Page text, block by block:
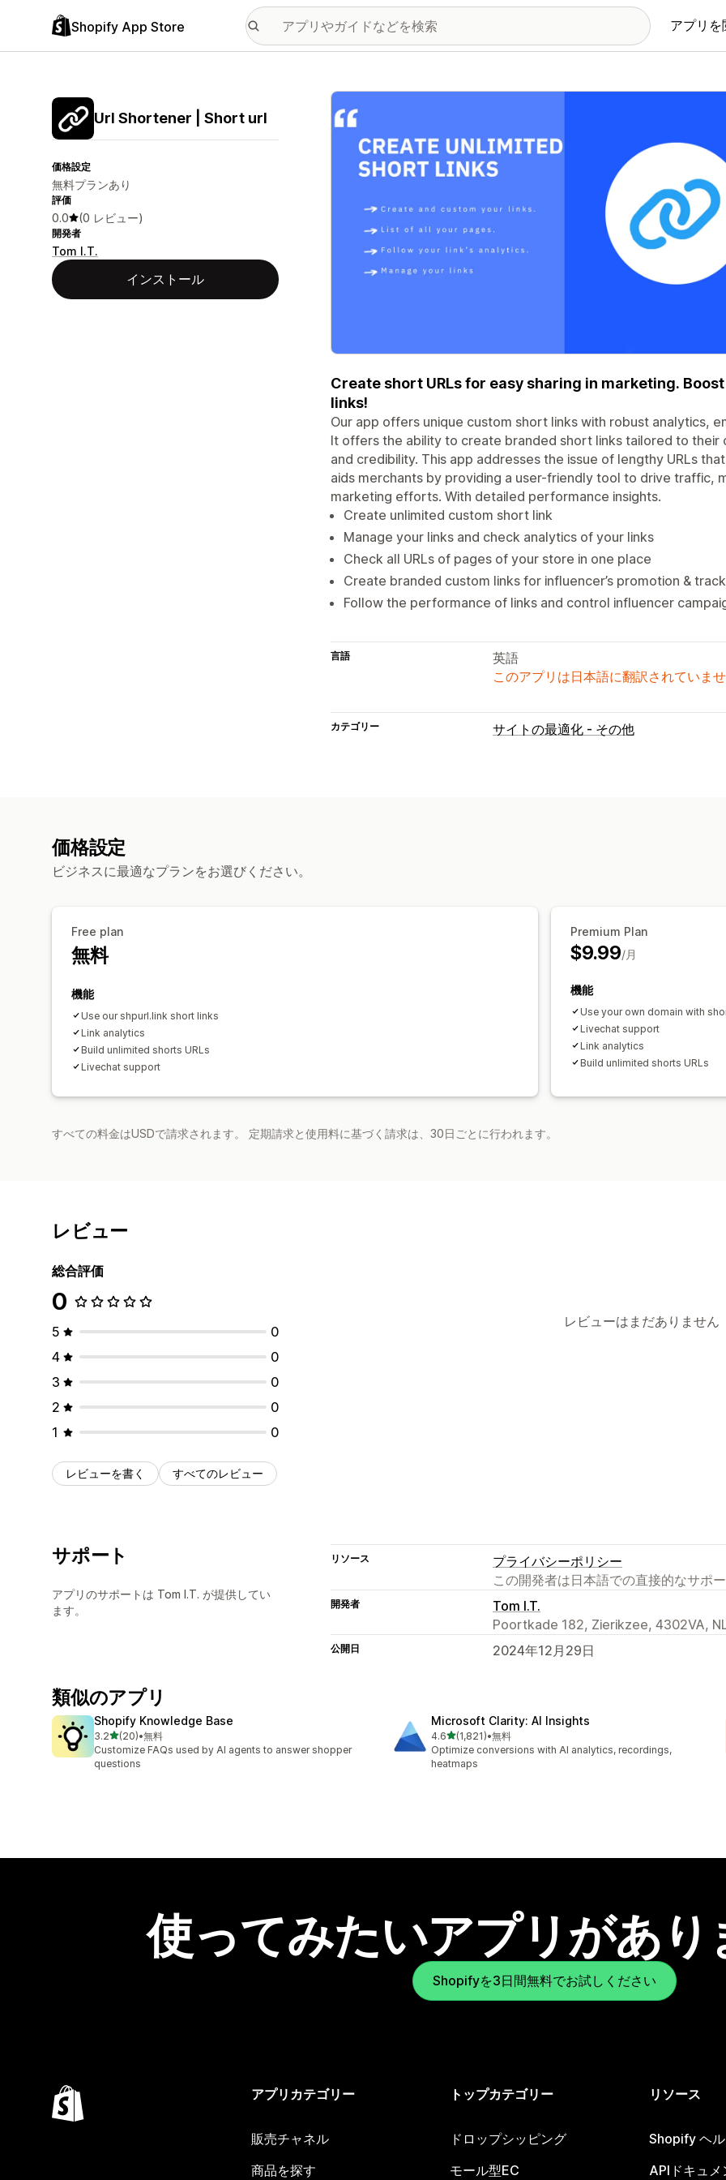
Shopify App Store アプリを
Url Shortener | Short url
価格設定
無料プランあり
評価
0.0 (0 レビュー)
開発者
Tom I.T.
インストール
特集の画像ギャラリー
Create short URLs for easy sharing in marketing.
links!
Our app offers unique custom short links with robust analytics,
It offers the ability to create branded short links tailored to their
and credibility. This app addresses the issue of lengthy URLs
aids merchants by providing a user-friendly tool to drive traffic,
marketing efforts. With detailed performance insights.
Create unlimited custom short link
Manage your links and check analytics of your links
Check all URLs of pages of your store in one place
Create branded custom links for influencer’s promotion &
Follow the performance of links and control influencer
言語
英語
このアプリは日本語に翻訳されていま
カテゴリー サイトの最適化 - その他
価格設定
ビジネスに最適なプランをお選びください。
Free plan
無料
機能
Use our shpurl.link short links
Link analytics
Build unlimited shorts URLs
Livechat support
Premium Plan
$9.99/月
機能
Use your own domain with
Livechat support
Link analytics
Build unlimited shorts URLs
すべての料金はUSDで請求されます。 定期請求と使用料に基づく請求は、30日ごとに行われます。
レビュー
総合評価
0
5
0
4
0
3
0
2
0
1
0
レビューを書く すべてのレビュー
レビューはまだありません
サポート
アプリのサポートは Tom I.T. が提供してい
ます。
リソース
プライバシーポリシー
この開発者は日本語での直接的なサポ
開発者
Tom I.T.
Poortkade 182, Zierikzee, 4302VA,
公開日 2024年12月29日
類似のアプリ
Shopify Knowledge Base
3.25つ星中
(20)
合計レビュー数：20件
•無料
Customize FAQs used by AI agents to answer shopper
questions
Microsoft Clarity: AI Insights
4.65つ星中
(1,821)
合計レビュー数：1821件
•無料
Optimize conversions with AI analytics, recordings,
heatmaps
使ってみたいアプリがあり
Shopifyを3日間無料でお試しください
アプリカテゴリー
販売チャネル
商品を探す
トップカテゴリー
ドロップシッピング
モール型EC
リソース
Shopify ヘ
APIドキュメ